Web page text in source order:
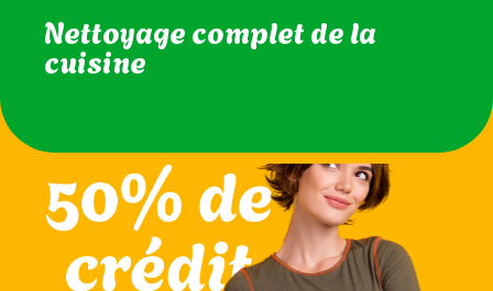
Dépoussiérage des meubles
et surfaces